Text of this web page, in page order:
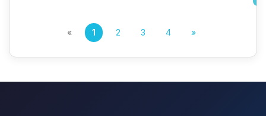
« 1 2 3 4 »